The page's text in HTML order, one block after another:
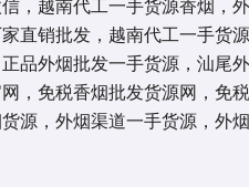
，越南代工一手货源香烟，
直销批发，越南代工一手货
品外烟批发一手货源，汕尾
，免税香烟批发货源网，免
源，外烟渠道一手货源，外